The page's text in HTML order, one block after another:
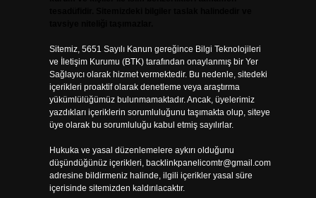
Sitemiz, 5651 Sayılı Kanun gereğince Bilgi Teknolojileri
ve İletişim Kurumu (BTK) tarafından onaylanmış bir Yer
Sağlayıcı olarak hizmet vermektedir. Bu nedenle, sitedeki
içerikleri proaktif olarak denetleme veya araştırma
yükümlülüğümüz bulunmamaktadır. Ancak, üyelerimiz
yazdıkları içeriklerin sorumluluğunu taşımakta olup, siteye
üye olarak bu sorumluluğu kabul etmiş sayılırlar.
Hukuka ve yasal düzenlemelere aykırı olduğunu
düşündüğünüz içerikleri, backlinkpanelicomtr@gmail.com
adresine bildirmeniz halinde, ilgili içerikler yasal süre
içerisinde sitemizden kaldırılacaktır.